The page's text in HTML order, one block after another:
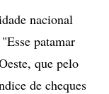
nacional
patamar
que pelo
de cheques